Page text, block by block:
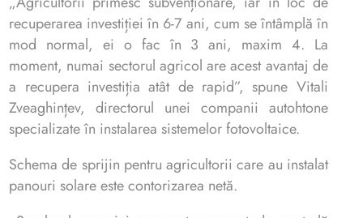
recuperarea investiției în 6-7 ani, cum se întâmplă în
mod normal, ei o fac în 3 ani, maxim 4. La
moment, numai sectorul agricol are acest avantaj de
a recupera investiția atât de rapid​​”, spune Vitali
Zveaghințev, directorul unei companii autohtone
specializate în instalarea sistemelor fotovoltaice.
Schema de sprijin pentru agricultorii care au instalat
panouri solare este contorizarea netă.